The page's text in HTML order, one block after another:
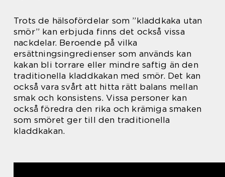
Trots de hälsofördelar som ”kladdkaka utan
smör” kan erbjuda finns det också vissa
nackdelar. Beroende på vilka
ersättningsingredienser som används kan
kakan bli torrare eller mindre saftig än den
traditionella kladdkakan med smör. Det kan
också vara svårt att hitta rätt balans mellan
smak och konsistens. Vissa personer kan
också föredra den rika och krämiga smaken
som smöret ger till den traditionella
kladdkakan.